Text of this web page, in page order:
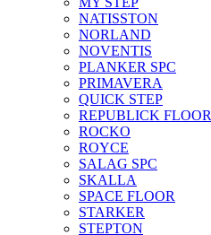
NATISSTON
NORLAND
NOVENTIS
PLANKER SPC
PRIMAVERA
QUICK STEP
REPUBLICK FLOOR
ROCKO
ROYCE
SALAG SPC
SKALLA
SPACE FLOOR
STARKER
STEPTON